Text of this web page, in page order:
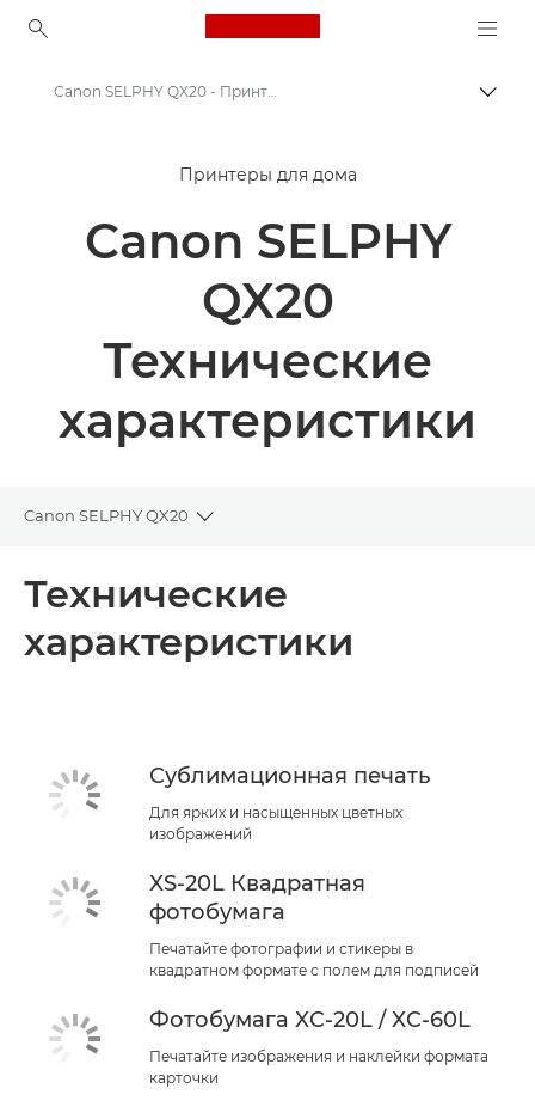
Canon Logo, back to
Принтеры Canon
Canon SELPHY QX20 - Принтеры
Canon SELPHY QX20 - Принтеры - Технические характеристики
Принтеры для дома
Canon SELPHY
QX20
Технические
характеристики
Canon SELPHY QX20
Toggle breadcrumbs
Технические характеристики
Технические
характеристики
Сублимационная печать
Для ярких и насыщенных цветных
изображений
XS-20L Квадратная
фотобумага
Печатайте фотографии и стикеры в
квадратном формате с полем для подписей
Фотобумага XC-20L / XC-60L
Печатайте изображения и наклейки формата
карточки